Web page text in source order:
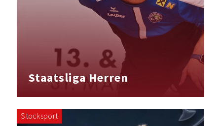
Staatsliga Herren
Stocksport